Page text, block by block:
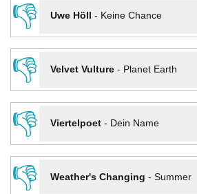
👎
Uwe Höll - Keine Chance
👎
Velvet Vulture- Planet Earth
👎
Viertelpoet- Dein Name
👎
Weather's Changing - Summer